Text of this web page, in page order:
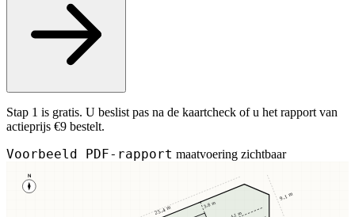
Stap 1 is gratis. U beslist pas na de kaartcheck of u het rapport van
actieprijs €9 bestelt.
Voorbeeld PDF-rapport maatvoering zichtbaar
N
3,8 m
4,1 m
25,4 m
9,1 m